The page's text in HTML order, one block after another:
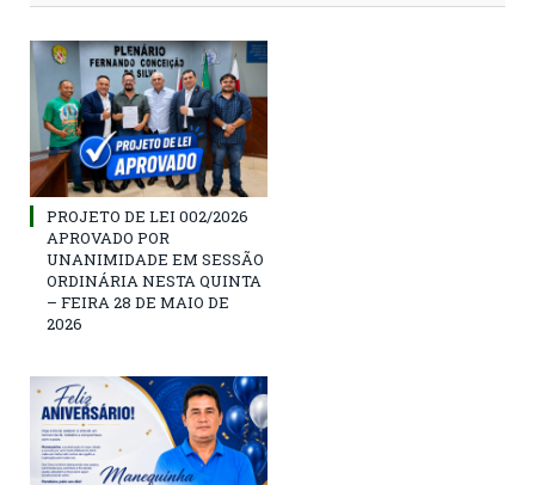
PROJETO DE LEI 002/2026
APROVADO POR
UNANIMIDADE EM SESSÃO
ORDINÁRIA NESTA QUINTA
– FEIRA 28 DE MAIO DE
2026